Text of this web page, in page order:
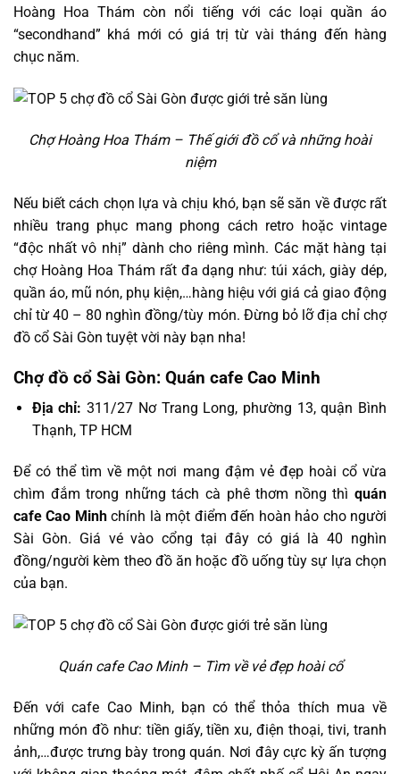
Hoàng Hoa Thám còn nổi tiếng với các loại quần áo
“secondhand” khá mới có giá trị từ vài tháng đến hàng
chục năm.
Chợ Hoàng Hoa Thám – Thế giới đồ cổ và những hoài
niệm
Nếu biết cách chọn lựa và chịu khó, bạn sẽ săn về được rất
nhiều trang phục mang phong cách retro hoặc vintage
“độc nhất vô nhị” dành cho riêng mình. Các mặt hàng tại
chợ Hoàng Hoa Thám rất đa dạng như: túi xách, giày dép,
quần áo, mũ nón, phụ kiện,…hàng hiệu với giá cả giao động
chỉ từ 40 – 80 nghìn đồng/tùy món. Đừng bỏ lỡ địa chỉ chợ
đồ cổ Sài Gòn tuyệt vời này bạn nha!
Chợ đồ cổ Sài Gòn: Quán cafe Cao Minh
Địa chỉ:311/27 Nơ Trang Long, phường 13, quận Bình
Thạnh, TP HCM
Để có thể tìm về một nơi mang đậm vẻ đẹp hoài cổ vừa
chìm đắm trong những tách cà phê thơm nồng thì quán
cafe Cao Minhchính là một điểm đến hoàn hảo cho người
Sài Gòn. Giá vé vào cổng tại đây có giá là 40 nghìn
đồng/người kèm theo đồ ăn hoặc đồ uống tùy sự lựa chọn
của bạn.
Quán cafe Cao Minh – Tìm về vẻ đẹp hoài cổ
Đến với cafe Cao Minh, bạn có thể thỏa thích mua về
những món đồ như: tiền giấy, tiền xu, điện thoại, tivi, tranh
ảnh,…được trưng bày trong quán. Nơi đây cực kỳ ấn tượng